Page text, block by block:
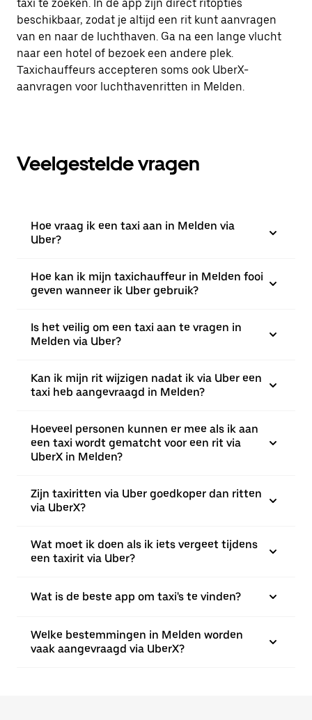
taxi te zoeken. In de app zijn direct ritopties
beschikbaar, zodat je altijd een rit kunt aanvragen
van en naar de luchthaven. Ga na een lange vlucht
naar een hotel of bezoek een andere plek.
Taxichauffeurs accepteren soms ook UberX-
aanvragen voor luchthavenritten in Melden.
Veelgestelde vragen
Hoe vraag ik een taxi aan in Melden via
Uber?
Hoe kan ik mijn taxichauffeur in Melden fooi
geven wanneer ik Uber gebruik?
Is het veilig om een taxi aan te vragen in
Melden via Uber?
Kan ik mijn rit wijzigen nadat ik via Uber een
taxi heb aangevraagd in Melden?
Hoeveel personen kunnen er mee als ik aan
een taxi wordt gematcht voor een rit via
UberX in Melden?
Zijn taxiritten via Uber goedkoper dan ritten
via UberX?
Wat moet ik doen als ik iets vergeet tijdens
een taxirit via Uber?
Wat is de beste app om taxi's te vinden?
Welke bestemmingen in Melden worden
vaak aangevraagd via UberX?